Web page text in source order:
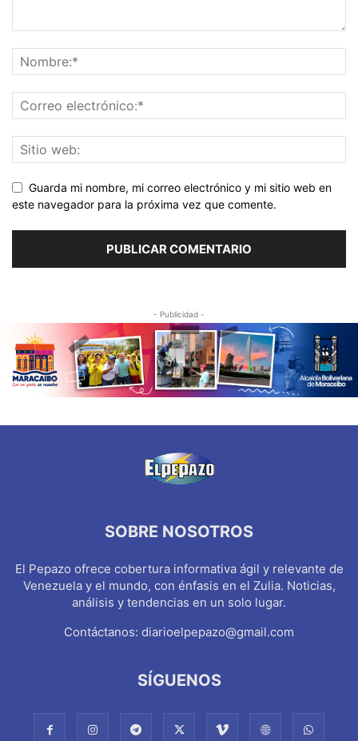
Guarda mi nombre, mi correo electrónico y mi sitio web en
este navegador para la próxima vez que comente.
- Publicidad -
SOBRE NOSOTROS
El Pepazo ofrece cobertura informativa ágil y relevante de
Venezuela y el mundo, con énfasis en el Zulia. Noticias,
análisis y tendencias en un solo lugar.
Contáctanos: diarioelpepazo@gmail.com
SÍGUENOS